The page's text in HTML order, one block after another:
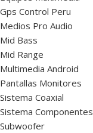
Gps Control Peru
Medios Pro Audio
Mid Bass
Mid Range
Multimedia Android
Pantallas Monitores
Sistema Coaxial
Sistema Componentes
Subwoofer